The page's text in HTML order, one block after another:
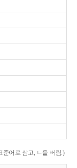
준어로 삼고, ㄴ을 버림.)